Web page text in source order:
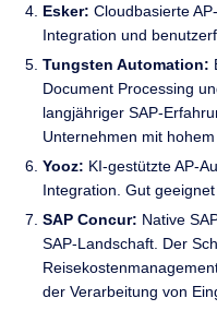
Esker: Cloudbasierte
Integration und
Tungsten Automation:
Document Processing
langjähriger SAP-
Unternehmen mit
Yooz: KI-gestützte AP-
Integration. Gut
SAP Concur: Native
SAP-Landschaft. Der
der Verarbeitung von